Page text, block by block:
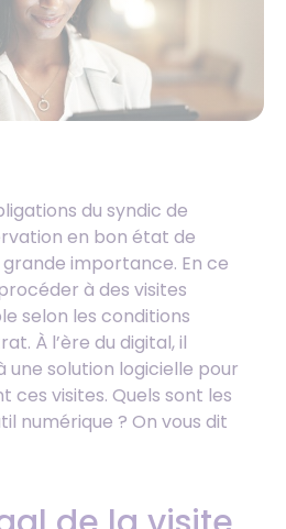
du syndic de
en bon état de
importance. En ce
à des visites
selon les conditions
À l’ère du digital, il
solution logicielle pour
ces visites. Quels sont les
numérique ? On vous dit